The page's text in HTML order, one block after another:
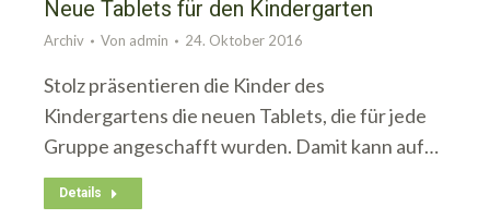
Neue Tablets für den Kindergarten
Archiv Von admin 24. Oktober 2016
Stolz präsentieren die Kinder des
Kindergartens die neuen Tablets, die für jede
Gruppe angeschafft wurden. Damit kann auf…
Details